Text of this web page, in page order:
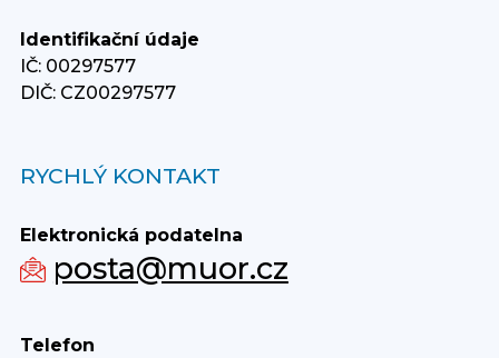
Identifikační údaje
IČ: 00297577
DIČ: CZ00297577
RYCHLÝ KONTAKT
Elektronická podatelna
posta@muor.cz
Telefon